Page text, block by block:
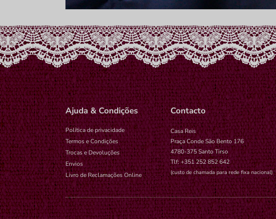
Ajuda & Condições
Política de privacidade
Termos e Condições
Trocas e Devoluções
Envios
Livro de Reclamações Online
Contacto
Casa Reis
Praça Conde São Bento 176
4780-375 Santo Tirso
Tlf: +351 252 852 642
(custo de chamada para rede fixa nacional)